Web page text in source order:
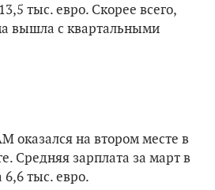
тыс. евро. Скорее всего,
вышла с квартальными
оказался на втором месте в
Средняя зарплата за март в
6,6 тыс. евро.